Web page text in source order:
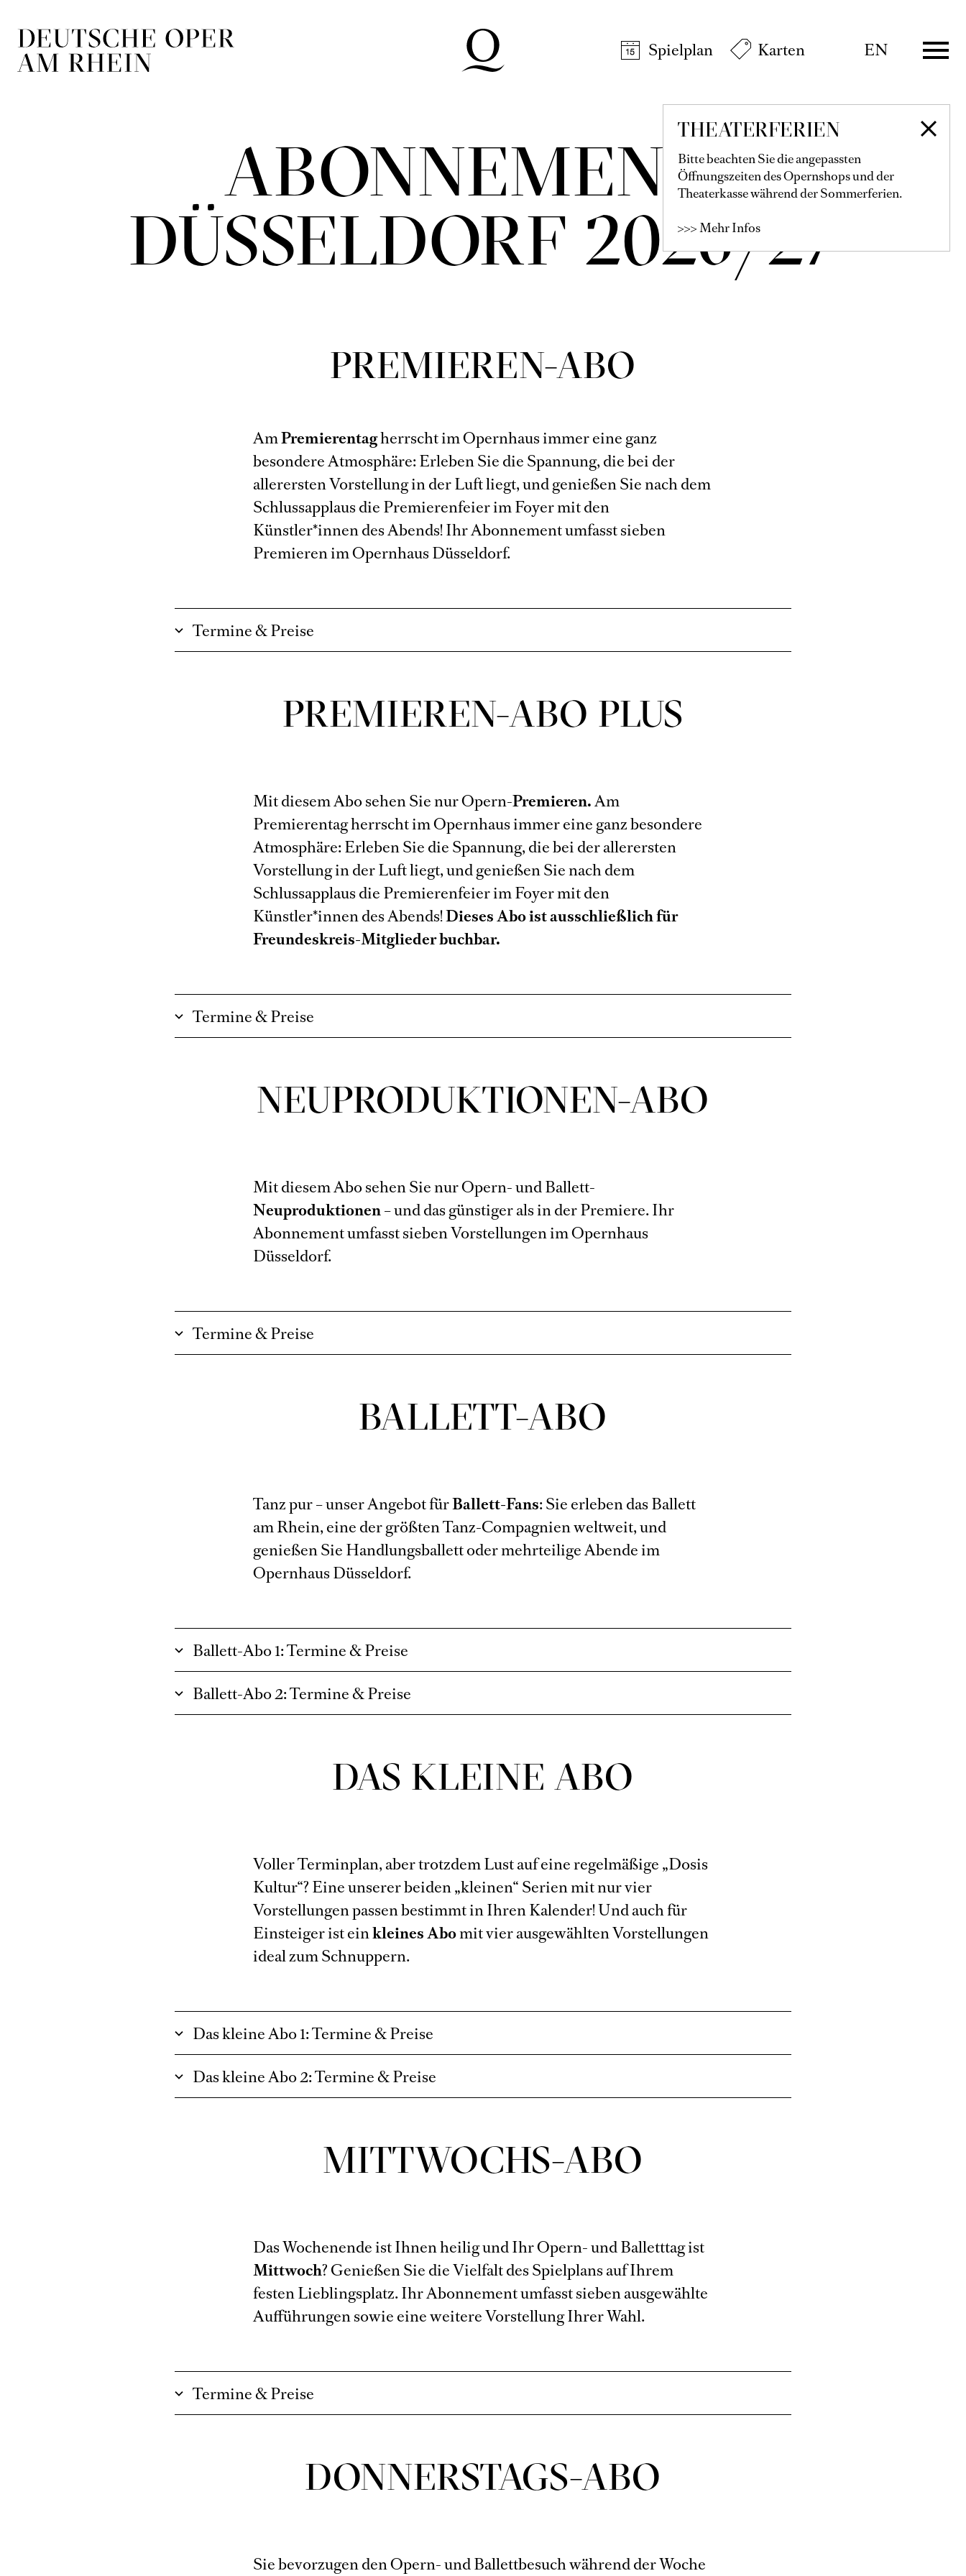
Spielplan
Karten EN
THEATERFERIEN
Bitte beachten Sie die angepassten
Öffnungszeiten des Opernshops und der
Theaterkasse während der Sommerferien.
>>> Mehr Infos
ABONNEMENTS
DÜSSELDORF 2026/27
PREMIEREN-ABO
AmPremierentagherrscht im Opernhaus immer eine ganz
besondere Atmosphäre: Erleben Sie die Spannung, die bei der
allerersten Vorstellung in der Luft liegt, und genießen Sie nach dem
Schlussapplaus die Premierenfeier im Foyer mit den
Künstler*innen des Abends! Ihr Abonnement umfasst sieben
Premieren im Opernhaus Düsseldorf.
Termine & Preise
PREMIEREN-ABO PLUS
Mit diesem Abo sehen Sie nur Opern-Premieren.Am
Premierentag herrscht im Opernhaus immer eine ganz besondere
Atmosphäre: Erleben Sie die Spannung, die bei der allerersten
Vorstellung in der Luft liegt, und genießen Sie nach dem
Schlussapplaus die Premierenfeier im Foyer mit den
Künstler*innen des Abends!Dieses Abo ist ausschließlich für
Freundeskreis-Mitglieder buchbar.
Termine & Preise
NEUPRODUKTIONEN-ABO
Mit diesem Abo sehen Sie nur Opern- und Ballett-
Neuproduktionen– und das günstiger als in der Premiere. Ihr
Abonnement umfasst sieben Vorstellungen im Opernhaus
Düsseldorf.
Termine & Preise
BALLETT-ABO
Tanz pur – unser Angebot fürBallett-Fans: Sie erleben das Ballett
am Rhein, eine der größten Tanz-Compagnien weltweit, und
genießen Sie Handlungsballett oder mehrteilige Abende im
Opernhaus Düsseldorf.
Ballett-Abo 1: Termine & Preise
Ballett-Abo 2: Termine & Preise
DAS KLEINE ABO
Voller Terminplan, aber trotzdem Lust auf eine regelmäßige „Dosis
Kultur“? Eine unserer beiden „kleinen“ Serien mit nur vier
Vorstellungen passen bestimmt in Ihren Kalender! Und auch für
Einsteiger ist einkleines Abomit vier ausgewählten Vorstellungen
ideal zum Schnuppern.
Das kleine Abo 1: Termine & Preise
Das kleine Abo 2: Termine & Preise
MITTWOCHS-ABO
Das Wochenende ist Ihnen heilig und Ihr Opern- und Balletttag ist
Mittwoch? Genießen Sie die Vielfalt des Spielplans auf Ihrem
festen Lieblingsplatz. Ihr Abonnement umfasst sieben ausgewählte
Aufführungen sowie eine weitere Vorstellung Ihrer Wahl.
Termine & Preise
DONNERSTAGS-ABO
Sie bevorzugen den Opern- und Ballettbesuch während der Woche